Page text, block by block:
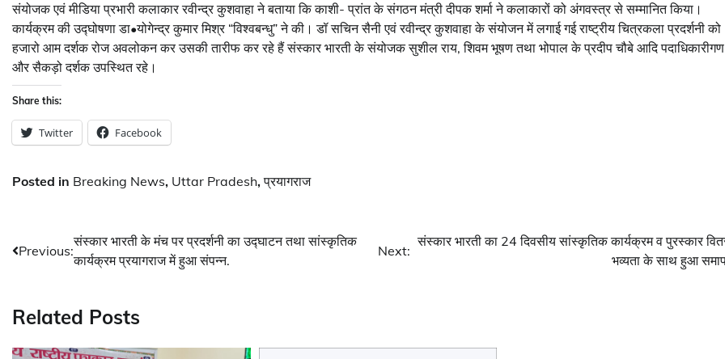
संयोजक एवं मीडिया प्रभारी कलाकार रवीन्द्र कुशवाहा ने बताया कि काशी- प्रांत के संगठन मंत्री दीपक शर्मा ने कलाकारों को अंगवस्त्र से सम्मानित किया।
कार्यक्रम की उद्घोषणा डा•योगेन्द्र कुमार मिश्र “विश्वबन्धु” ने की। डॉ सचिन सैनी एवं रवीन्द्र कुशवाहा के संयोजन में लगाई गई राष्ट्रीय चित्रकला प्रदर्शनी को
हजारो आम दर्शक रोज अवलोकन कर उसकी तारीफ कर रहे हैं संस्कार भारती के संयोजक सुशील राय, शिवम भूषण तथा भोपाल के प्रदीप चौबे आदि पदाधिकारीगण
और सैकड़ो दर्शक उपस्थित रहे।
Share this:
Twitter Facebook
Posted in Breaking News, Uttar Pradesh,प्रयागराज
Post
navigation
Previous:
संस्कार भारती के मंच पर प्रदर्शनी का उद्घाटन तथा सांस्कृतिक
कार्यक्रम प्रयागराज में हुआ संपन्न.
Next:
संस्कार भारती का 24 दिवसीय सांस्कृतिक कार्यक्रम व पुरस्कार
भव्यता के साथ हुआ
Related Posts